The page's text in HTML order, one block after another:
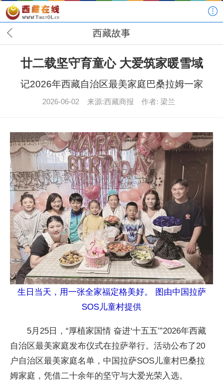
西藏故事
廿二载坚守育童心 大爱筑家暖雪域
记2026年西藏自治区最美家庭巴桑拉姆一家
2026-06-02 来源:西藏商报 作者: 梁兰
生日当天，用一张全家福定格美好。 图由中国拉萨
SOS儿童村提供
5月25日，“厚植家国情 奋进‘十五五’”2026年西藏
自治区最美家庭发布仪式在拉萨举行。活动公布了20
户自治区最美家庭名单，中国拉萨SOS儿童村巴桑拉
姆家庭，凭借二十余年的坚守与大爱光荣入选。